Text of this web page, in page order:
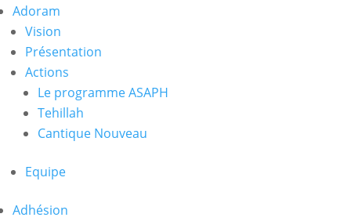
Adoram
Vision
Présentation
Actions
Le programme ASAPH
Tehillah
Cantique Nouveau
Equipe
Adhésion